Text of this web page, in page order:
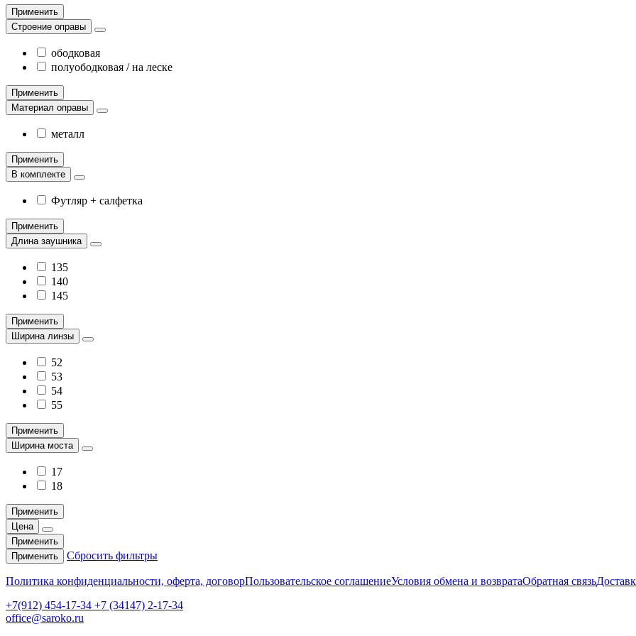
Применить
Строение оправы
ободковая
полуободковая / на леске
Применить
Материал оправы
металл
Применить
В комплекте
Футляр + салфетка
Применить
Длина заушника
135
140
145
Применить
Ширина линзы
52
53
54
55
Применить
Ширина моста
17
18
Применить
Цена
Применить
Применить
Сбросить фильтры
Политика конфиденциальности, оферта, договорПользовательское соглашениеУсловия обмена и возвратаОбратная связь
+7(912) 454-17-34 +7 (34147) 2-17-34
office@saroko.ru